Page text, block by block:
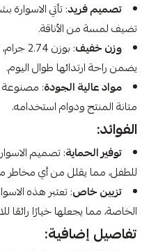
تصميم فريد: تأتي
تضيف لمسة من الأناقة.
وزن خفيف
: بوزن
يضمن راحة ارتدائها طوال اليوم.
مواد عالية الجودة
متانة المنتج ودوام استخدامه.
الفوائد:
توفير الحماية: تصميم
للطفل، مما يقلل من أي مخاطر
تزيين خاص: تعتبر هذه
الخاصة، مما يجعلها خيارًا رائعًا
تفاصيل إضافية: